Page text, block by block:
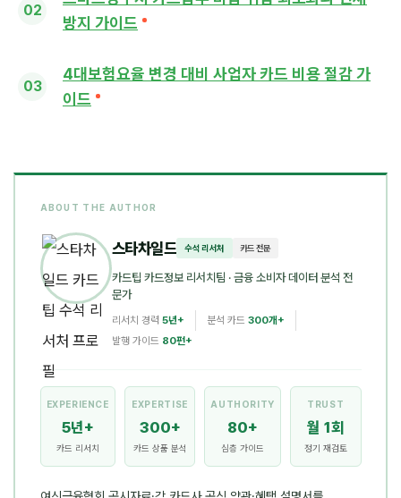
방지 가이드
4대보험요율 변경 대비 사업자 카드 비용 절감 가
이드
ABOUT THE AUTHOR
스타차일드 수석 리서처 카드 전문
카드팁 카드정보 리서치팀 · 금융 소비자 데이터 분석 전
문가
리서치 경력 5년+ 분석 카드 300개+
발행 가이드 80편+
EXPERIENCE
5년+
카드 리서치
EXPERTISE
300+
카드 상품 분석
AUTHORITY
80+
심층 가이드
TRUST
월 1회
정기 재검토